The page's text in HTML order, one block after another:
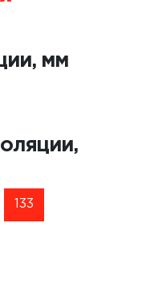
ММ
133